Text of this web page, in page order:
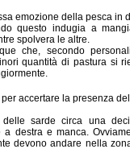
emozione della pesca in
questo indugia a
spolvera le altre.
che, secondo
quantità di pastura si
accertare la presenza
delle sarde circa una
a destra e manca.
devono andare nella